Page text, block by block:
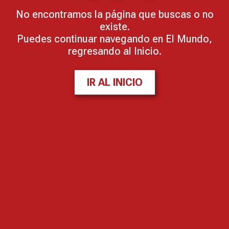
No encontramos la página que buscas o no
existe.
Puedes continuar navegando en El Mundo,
regresando al Inicio.
IR AL INICIO